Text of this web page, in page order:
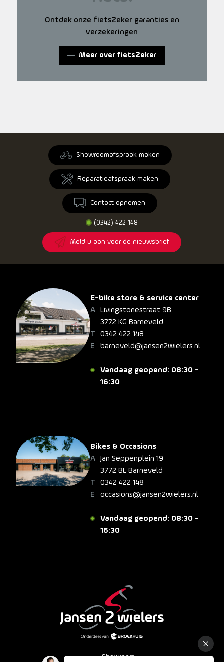
Ontdek onze fietsZeker garanties en
verzekeringen
Meer over fietsZeker
Showroomafspraak maken
Reparatieafspraak maken
Contact opnemen
(0342) 422 148
Meld u aan voor de nieuwsbrief
E-bike store & service center
Livingstonestraat 9B
3772 KG Barneveld
0342 422 148
barneveld@jansen2wielers.nl
Vandaag geopend: 08:30 -
16:30
Bikes & Occasions
Jan Seppenplein 19
3772 BL Barneveld
0342 422 148
occasions@jansen2wielers.nl
Vandaag geopend: 08:30 -
16:30
Showroom